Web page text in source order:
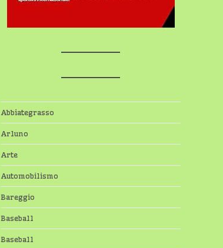
Abbiategrasso
Arluno
Arte
Automobilismo
Bareggio
Baseball
Baseball